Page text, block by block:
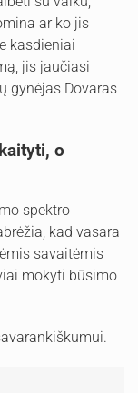
ar ko jis
kasdieniai
jis jaučiasi
gynėjas Dovaras
o
spektro
kad vasara
savaitėmis
mokyti būsimo